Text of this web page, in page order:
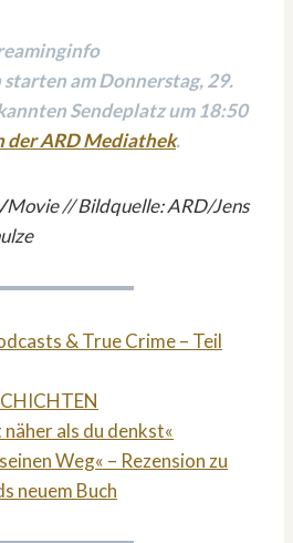
am Donnerstag, 29.
Sendeplatz um 18:50
der ARD Mediathek.
// Bildquelle: ARD/Jens
& True Crime – Teil
als du denkst«
Weg« – Rezension zu
neuem Buch